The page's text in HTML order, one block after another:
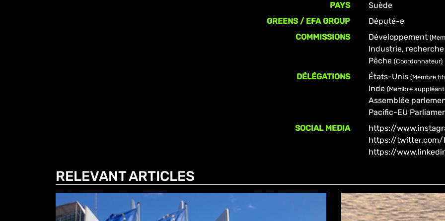
PAYS
Suède
GREENS / EFA GROUP
Député-e
COMMISSIONS
Développement
Industrie,
Pêche(Coordonnateur)
DÉLÉGATIONS États-Unis(Membre
Inde(Membre
Assemblée
Pacific-EU
SOCIAL MEDIA
https://
https://twitter.com/
https://
RELEVANT ARTICLES